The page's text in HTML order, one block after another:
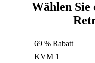
Wählen Sie
69 % Rabatt
KVM 1